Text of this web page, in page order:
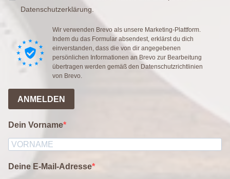
Datenschutzerklärung.
Wir verwenden Brevo als unsere Marketing-Plattform.
Indem du das Formular absendest, erklärst du dich
einverstanden, dass die von dir angegebenen
persönlichen Informationen an Brevo zur Bearbeitung
übertragen werden gemäß den Datenschutzrichtlinien
von Brevo.
ANMELDEN
Dein Vorname
Deine E-Mail-Adresse